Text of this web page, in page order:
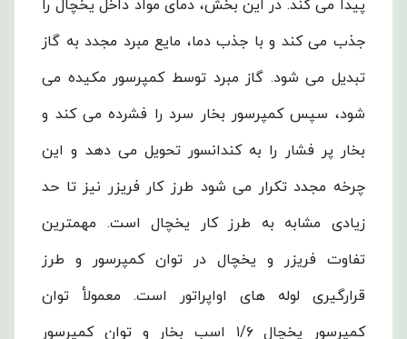
پیدا می کند. در این بخش، دمای مواد داخل یخچال را
جذب می کند و با جذب دما، مایع مبرد مجدد به گاز
تبدیل می شود. گاز مبرد توسط کمپرسور مکیده می
شود، سپس کمپرسور بخار سرد را فشرده می کند و
بخار پر فشار را به کندانسور تحویل می دهد و این
چرخه مجدد تکرار می شود طرز کار فریزر نیز تا حد
زیادی مشابه به طرز کار یخچال است. مهمترین
تفاوت فریزر و یخچال در توان کمپرسور و طرز
قرارگیری لوله های اواپراتور است. معمولأ توان
کمپرسور یخچال ۱/۶ اسب بخار و توان کمپرسور